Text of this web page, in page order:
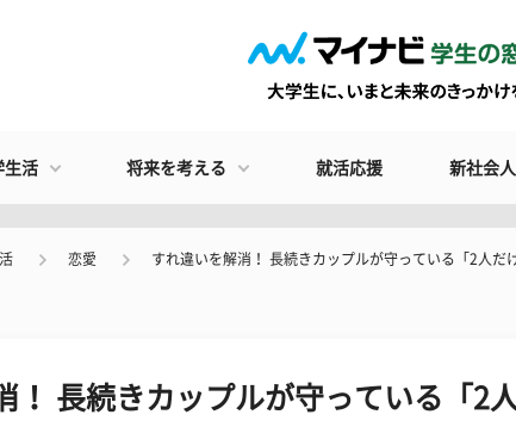
生活 将来を考える 就活応援 新社会
恋愛 すれ違いを解消！ 長続きカップルが守っている「2人だ
！ 長続きカップルが守っている「2人